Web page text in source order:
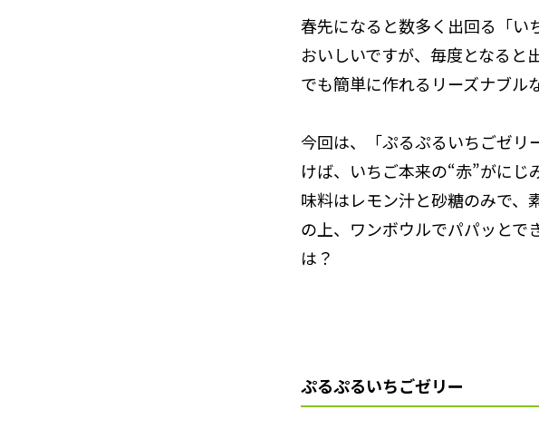
春先になると数多く出回る「い
おいしいですが、毎度となると
でも簡単に作れるリーズナブル
今回は、「ぷるぷるいちごゼリ
けば、いちご本来の“赤”がに
味料はレモン汁と砂糖のみで
の上、ワンボウルでパパッとで
は？
ぷるぷるいちごゼリー